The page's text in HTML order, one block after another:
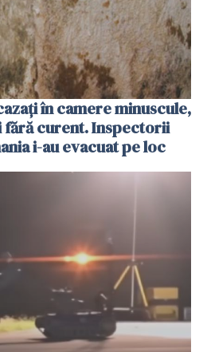
în camere minuscule,
fără curent. Inspectorii
i-au evacuat pe loc